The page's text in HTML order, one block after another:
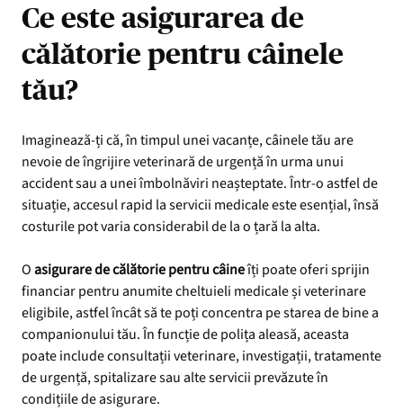
Ce este asigurarea de
călătorie pentru câinele
tău?
Imaginează-ți că, în timpul unei vacanțe, câinele tău are
nevoie de îngrijire veterinară de urgență în urma unui
accident sau a unei îmbolnăviri neașteptate. Într-o astfel de
situație, accesul rapid la servicii medicale este esențial, însă
costurile pot varia considerabil de la o țară la alta.
Oasigurare de călătorie pentru câineîți poate oferi sprijin
financiar pentru anumite cheltuieli medicale și veterinare
eligibile, astfel încât să te poți concentra pe starea de bine a
companionului tău. În funcție de polița aleasă, aceasta
poate include consultații veterinare, investigații, tratamente
de urgență, spitalizare sau alte servicii prevăzute în
condițiile de asigurare.